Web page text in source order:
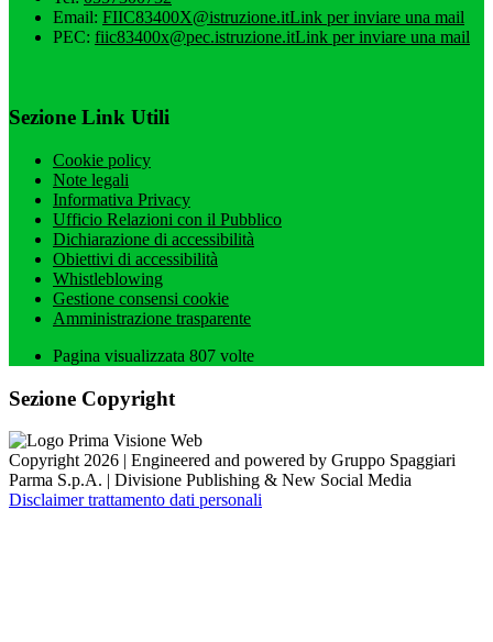
Email: FIIC83400X@istruzione.itLink per inviare una mail
PEC: fiic83400x@pec.istruzione.itLink per inviare una mail
Sezione Link Utili
Cookie policy
Note legali
Informativa Privacy
Ufficio Relazioni con il Pubblico
Dichiarazione di accessibilità
Obiettivi di accessibilità
Whistleblowing
Gestione consensi cookie
Amministrazione trasparente
Pagina visualizzata 807 volte
Sezione Copyright
Copyright 2026 | Engineered and powered by Gruppo Spaggiari
Parma S.p.A. | Divisione Publishing & New Social Media
Disclaimer trattamento dati personali